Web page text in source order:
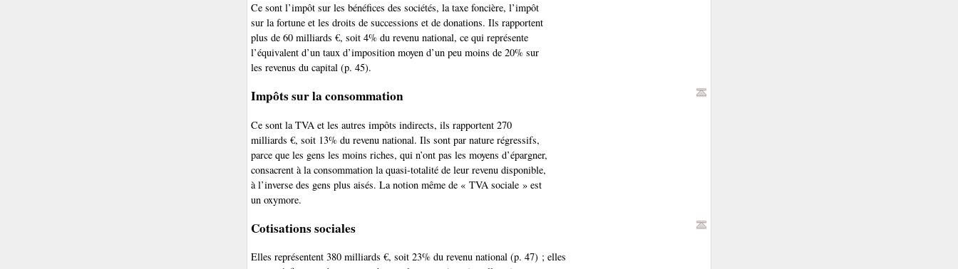
Ce sont l’impôt sur les bénéfices des sociétés, la taxe foncière, l’impôt
sur la fortune et les droits de successions et de donations. Ils rapportent
plus de 60 milliards €, soit 4% du revenu national, ce qui représente
l’équivalent d’un taux d’imposition moyen d’un peu moins de 20% sur
les revenus du capital (p. 45).
Impôts sur la consommation
Ce sont la TVA et les autres impôts indirects, ils rapportent 270
milliards €, soit 13% du revenu national. Ils sont par nature régressifs,
parce que les gens les moins riches, qui n’ont pas les moyens d’épargner,
consacrent à la consommation la quasi-totalité de leur revenu disponible,
à l’inverse des gens plus aisés. La notion même de « TVA sociale » est
un oxymore.
Cotisations sociales
Elles représentent 380 milliards €, soit 23% du revenu national (p. 47) ; elles